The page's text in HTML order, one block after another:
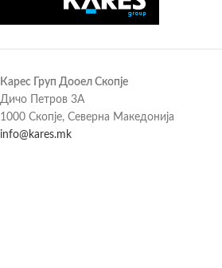
Карес Груп Дооел Скопје
Дичо Петров 3А
1000 Скопје, Северна Македонија
info@kares.mk